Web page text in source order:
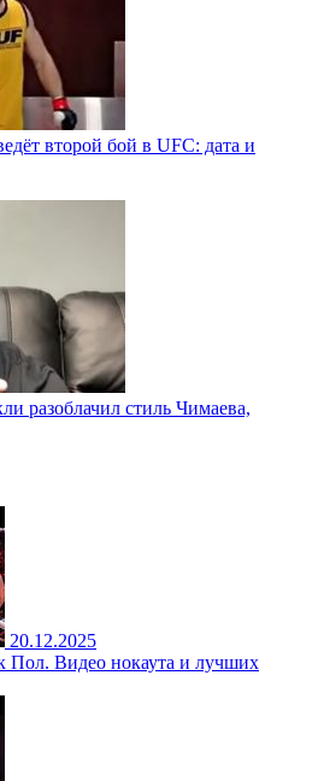
второй бой в UFC: дата и
разоблачил стиль Чимаева,
20.12.2025
Видео нокаута и лучших